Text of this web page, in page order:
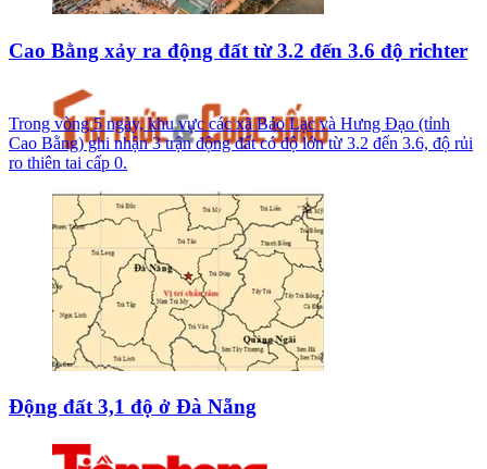
Cao Bằng xảy ra động đất từ 3.2 đến 3.6 độ richter
Trong vòng 5 ngày, khu vực các xã Bảo Lạc và Hưng Đạo (tỉnh
Cao Bằng) ghi nhận 3 trận động đất có độ lớn từ 3.2 đến 3.6, độ rủi
ro thiên tai cấp 0.
Động đất 3,1 độ ở Đà Nẵng